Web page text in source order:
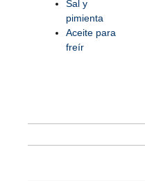
Sal y
pimienta
Aceite para
freír